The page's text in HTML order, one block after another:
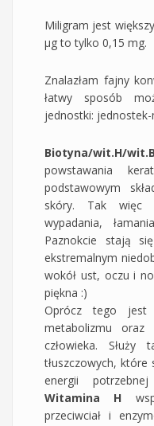
Miligram jest
µg to tylko 0,15 mg.
Znalazłam fajny
łatwy sposób
jednostki:
Biotyna/wit.H/
powstawania
podstawowym
skóry. Tak więc
wypadania,
Paznokcie stają
ekstremalnym
wokół ust, oczu i
piękna :)
Oprócz tego jest
metabolizmu oraz
człowieka.
tłuszczowych, które
energii
Witamina H
przeciwciał i